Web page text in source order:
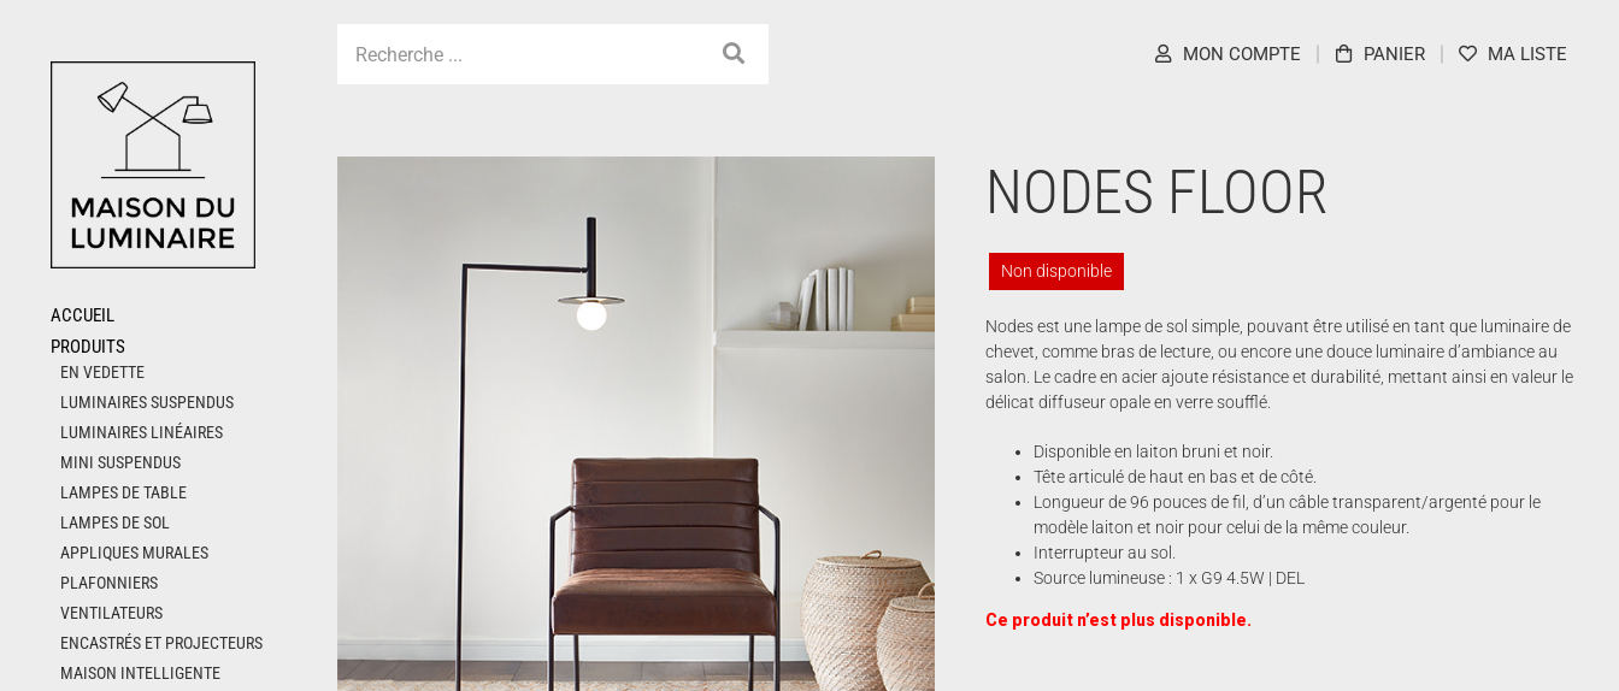
content
ACCUEIL
PRODUITS
EN VEDETTE
LUMINAIRES SUSPENDUS
LUMINAIRES LINÉAIRES
MINI SUSPENDUS
LAMPES DE TABLE
LAMPES DE SOL
APPLIQUES MURALES
PLAFONNIERS
VENTILATEURS
ENCASTRÉS ET PROJECTEURS
MAISON INTELLIGENTE
MON COMPTE PANIER MA LISTE
NODES FLOOR
Non disponible
Nodes est une lampe de sol simple, pouvant être utilisé en tant que luminaire de
chevet, comme bras de lecture, ou encore une douce luminaire d’ambiance au
salon. Le cadre en acier ajoute résistance et durabilité, mettant ainsi en valeur le
délicat diffuseur opale en verre soufflé.
Disponible en laiton bruni et noir.
Tête articulé de haut en bas et de côté.
Longueur de 96 pouces de fil, d’un câble transparent/argenté pour le
modèle laiton et noir pour celui de la même couleur.
Interrupteur au sol.
Source lumineuse : 1 x G9 4.5W | DEL
Ce produit n’est plus disponible.